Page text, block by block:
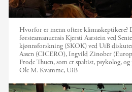
Hvorfor er menn oftere klimaskeptikere?
førsteamanuensis Kjersti Aarstein ved
kjønnsforskning (SKOK) ved UiB
Aasen (CICERO), Ingvild Zinober
Frode Thuen, som er spaltist, psykolog,
Ole M. Kvamme, UiB